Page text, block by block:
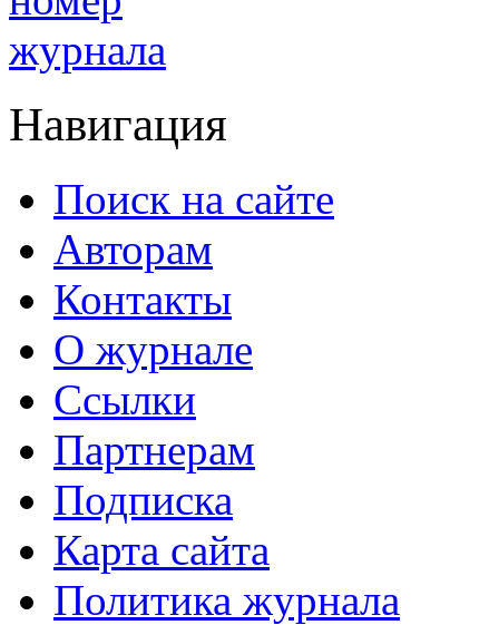
Навигация
Поиск на сайте
Авторам
Контакты
О журнале
Ссылки
Партнерам
Подписка
Карта сайта
Политика журнала